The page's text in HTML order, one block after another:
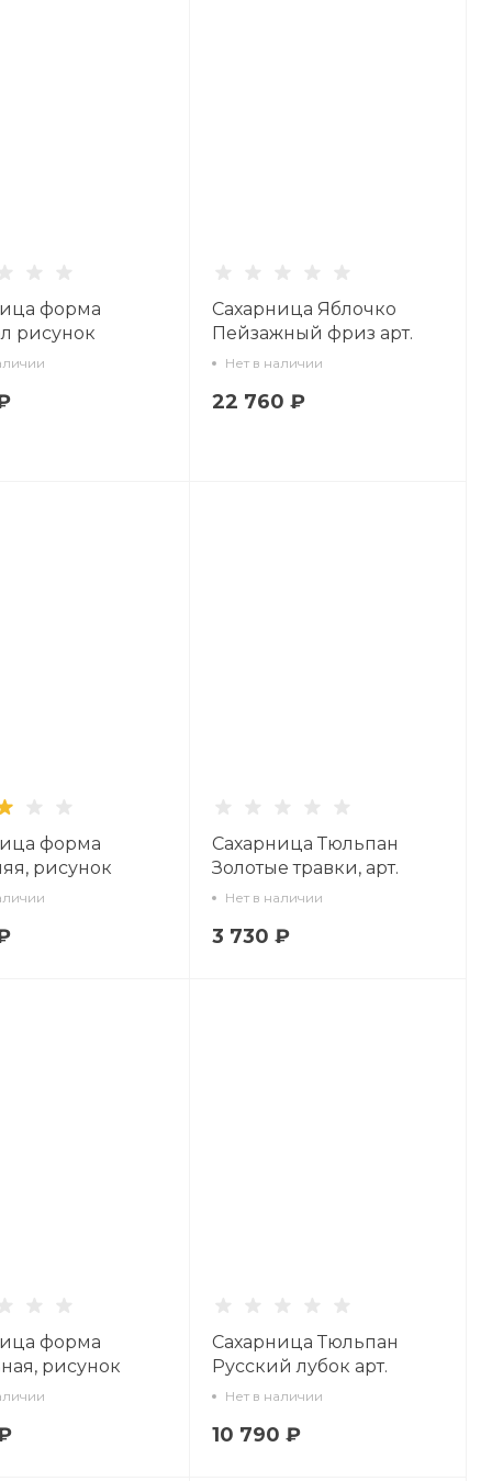
форма
рисунок
берег 2, арт.
Сахарница Яблочко
Пейзажный фриз арт.
80.01116.00.1
Нет в наличии
22 760 ₽
форма
рисунок
арт.
Сахарница Тюльпан
Золотые травки, арт.
80.00097.00.1
Нет в наличии
3 730 ₽
форма
рисунок
вязь, арт
Сахарница Тюльпан
Русский лубок арт.
80.00250.00.1
Нет в наличии
10 790 ₽